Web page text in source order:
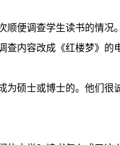
顺便调查学生读书的情
查内容改成《红楼梦》的
为硕士或博士的。他们